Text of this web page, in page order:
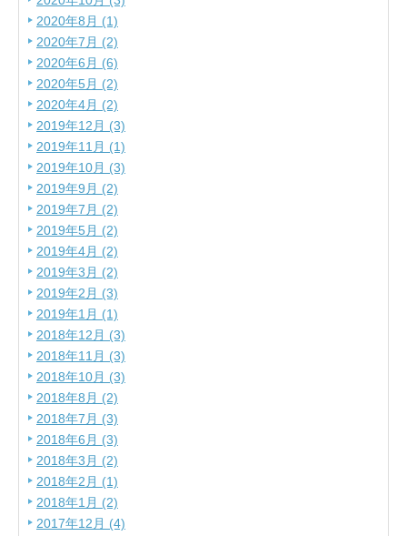
2020年8月 (1)
2020年7月 (2)
2020年6月 (6)
2020年5月 (2)
2020年4月 (2)
2019年12月 (3)
2019年11月 (1)
2019年10月 (3)
2019年9月 (2)
2019年7月 (2)
2019年5月 (2)
2019年4月 (2)
2019年3月 (2)
2019年2月 (3)
2019年1月 (1)
2018年12月 (3)
2018年11月 (3)
2018年10月 (3)
2018年8月 (2)
2018年7月 (3)
2018年6月 (3)
2018年3月 (2)
2018年2月 (1)
2018年1月 (2)
2017年12月 (4)